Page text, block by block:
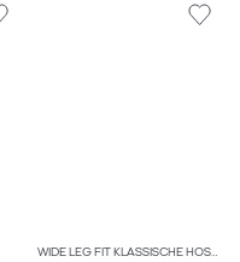
WIDE LEG FIT KLASSISCHE HOSEN